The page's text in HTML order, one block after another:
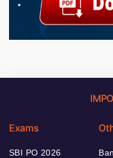
Exams
SBI PO 2026